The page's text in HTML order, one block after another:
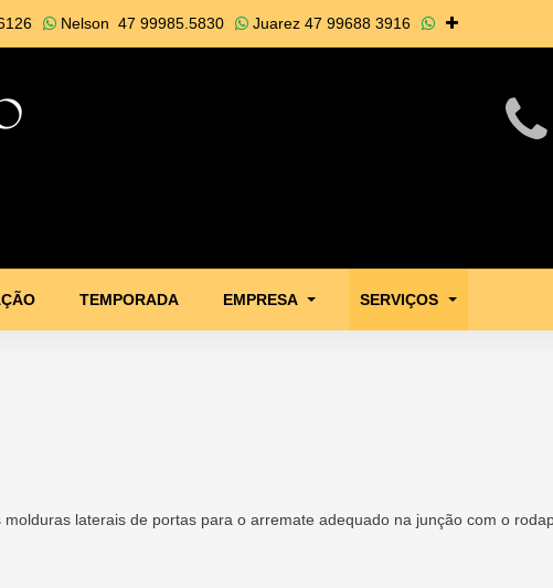
Nelson 47 99985.5830 Juarez 47 99688 3916
TEMPORADA EMPRESA SERVIÇOS
laterais de portas para o arremate adequado na junção com o